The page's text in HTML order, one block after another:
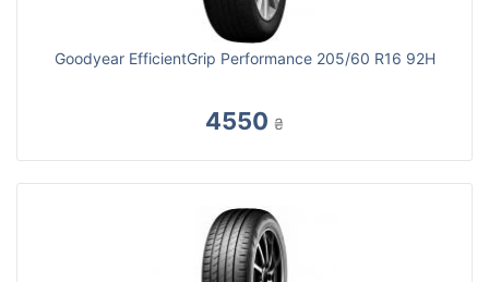
Goodyear EfficientGrip Performance 205/60 R16 92H
4550 ₴